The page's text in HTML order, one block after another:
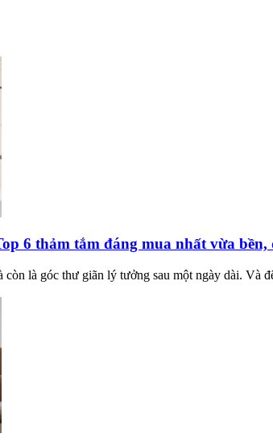
6 thảm tắm đáng mua nhất vừa bền,
là góc thư giãn lý tưởng sau một ngày dài. Và